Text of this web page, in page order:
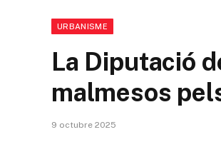
URBANISME
La Diputació
malmesos
9 octubre 2025